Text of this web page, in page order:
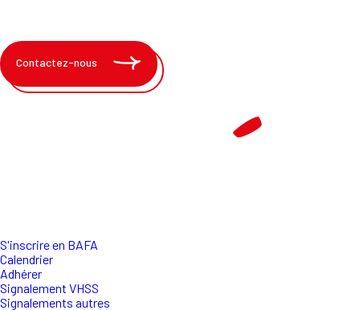
Contactez-nous
S'inscrire en BAFA
Calendrier
Adhérer
Signalement VHSS
Signalements autres